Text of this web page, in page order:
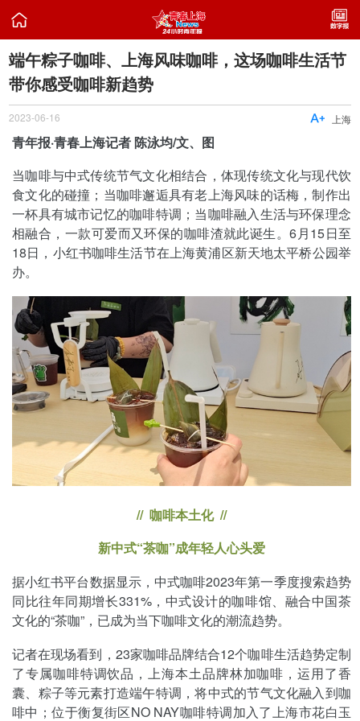

端午粽子咖啡、上海风味咖啡，这场咖啡生活节
带你感受咖啡新趋势
2023-06-16 上海

青年报·青春上海记者 陈泳均/文、图
当咖啡与中式传统节气文化相结合，体现传统文化与现代饮
食文化的碰撞；当咖啡邂逅具有老上海风味的话梅，制作出
一杯具有城市记忆的咖啡特调；当咖啡融入生活与环保理念
相融合，一款可爱而又环保的咖啡渣就此诞生。6月15日至
18日，小红书咖啡生活节在上海黄浦区新天地太平桥公园举
办。
// 咖啡本土化 //
新中式“茶咖”成年轻人心头爱
据小红书平台数据显示，中式咖啡2023年第一季度搜索趋势
同比往年同期增长331%，中式设计的咖啡馆、融合中国茶
文化的“茶咖”，已成为当下咖啡文化的潮流趋势。
记者在现场看到，23家咖啡品牌结合12个咖啡生活趋势定制
了专属咖啡特调饮品，上海本土品牌林加咖啡，运用了香
囊、粽子等元素打造端午特调，将中式的节气文化融入到咖
啡中；位于衡复街区NO NAY咖啡特调加入了上海市花白玉